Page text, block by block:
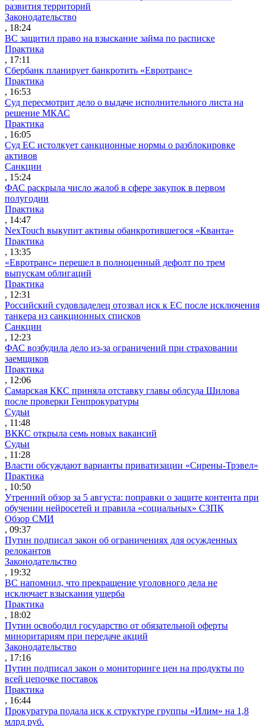
развития территорий
Законодательство
, 18:24
ВС защитил право на взыскание займа по расписке
Практика
, 17:11
Сбербанк планирует банкротить «Евротранс»
Практика
, 16:53
Суд пересмотрит дело о выдаче исполнительного листа на
решение МКАС
Практика
, 16:05
Суд ЕС истолкует санкционные нормы о разблокировке
активов
Санкции
, 15:24
ФАС раскрыла число жалоб в сфере закупок в первом
полугодии
Практика
, 14:47
NexTouch выкупит активы обанкротившегося «Кванта»
Практика
, 13:35
«Евротранс» перешел в полноценный дефолт по трем
выпускам облигаций
Практика
, 12:31
Российский судовладелец отозвал иск к ЕС после исключения
танкера из санкционных списков
Санкции
, 12:23
ФАС возбудила дело из-за ограничений при страховании
заемщиков
Практика
, 12:06
Самарская ККС приняла отставку главы облсуда Шилова
после проверки Генпрокуратуры
Судьи
, 11:48
ВККС открыла семь новых вакансий
Судьи
, 11:28
Власти обсуждают варианты приватизации «Сирены-Трэвел»
Практика
, 10:50
Утренний обзор за 5 августа: поправки о защите контента при
обучении нейросетей и правила «социальных» СЗПК
Обзор СМИ
, 09:37
Путин подписал закон об ограничениях для осужденных
релокантов
Законодательство
, 19:32
ВС напомнил, что прекращение уголовного дела не
исключает взыскания ущерба
Практика
, 18:02
Путин освободил государство от обязательной оферты
миноритариям при передаче акций
Законодательство
, 17:16
Путин подписал закон о мониторинге цен на продукты по
всей цепочке поставок
Практика
, 16:44
Прокуратура подала иск к структуре группы «Илим» на 1,8
млрд руб.